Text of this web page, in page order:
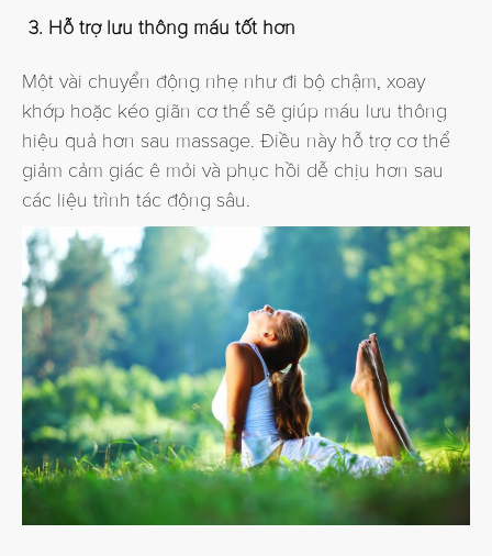
Hỗ trợ lưu thông máu tốt hơn
Một vài chuyển động nhẹ như đi bộ chậm, xoay
khớp hoặc kéo giãn cơ thể sẽ giúp máu lưu thông
hiệu quả hơn sau massage. Điều này hỗ trợ cơ thể
giảm cảm giác ê mỏi và phục hồi dễ chịu hơn sau
các liệu trình tác động sâu.